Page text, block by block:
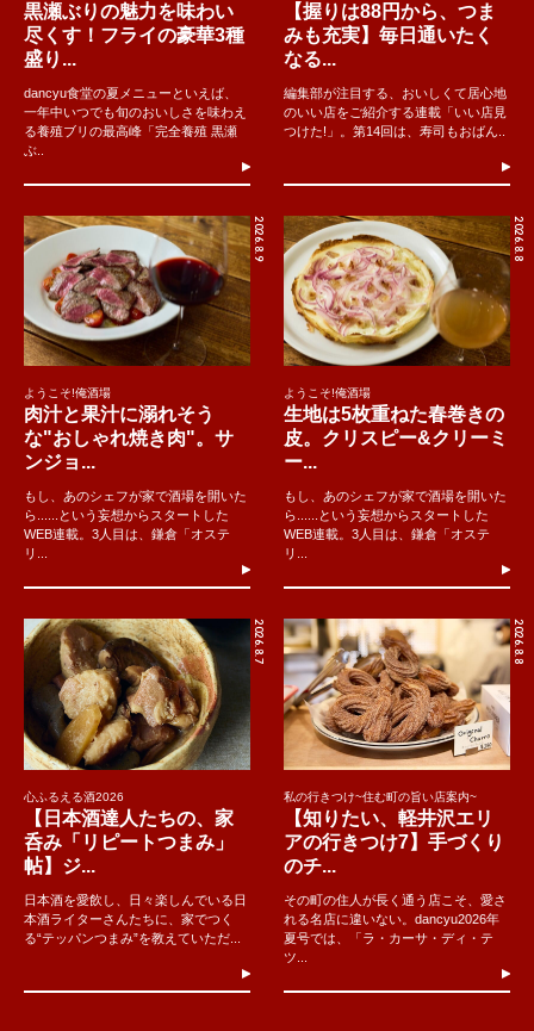
黒瀬ぶりの魅力を味わい
尽くす！フライの豪華3種
盛り...
dancyu食堂の夏メニューといえば、
一年中いつでも旬のおいしさを味わえ
る養殖ブリの最高峰「完全養殖 黒瀬
ぶ..
【握りは88円から、つま
みも充実】毎日通いたく
なる...
編集部が注目する、おいしくて居心地
のいい店をご紹介する連載「いい店見
つけた!」。第14回は、寿司もおばん..
2026.8.9
ようこそ!俺酒場
肉汁と果汁に溺れそう
な"おしゃれ焼き肉"。サ
ンジョ...
もし、あのシェフが家で酒場を開いた
ら......という妄想からスタートした
WEB連載。3人目は、鎌倉「オステ
リ...
2026.8.8
ようこそ!俺酒場
生地は5枚重ねた春巻きの
皮。クリスピー&クリーミ
ー...
もし、あのシェフが家で酒場を開いた
ら......という妄想からスタートした
WEB連載。3人目は、鎌倉「オステ
リ...
2026.8.7
心ふるえる酒2026
【日本酒達人たちの、家
呑み「リピートつまみ」
帖】ジ...
日本酒を愛飲し、日々楽しんでいる日
本酒ライターさんたちに、家でつく
る“テッパンつまみ”を教えていただ...
2026.8.8
私の行きつけ~住む町の旨い店案内~
【知りたい、軽井沢エリ
アの行きつけ7】手づくり
のチ...
その町の住人が長く通う店こそ、愛さ
れる名店に違いない。dancyu2026年
夏号では、「ラ・カーサ・ディ・テ
ツ...